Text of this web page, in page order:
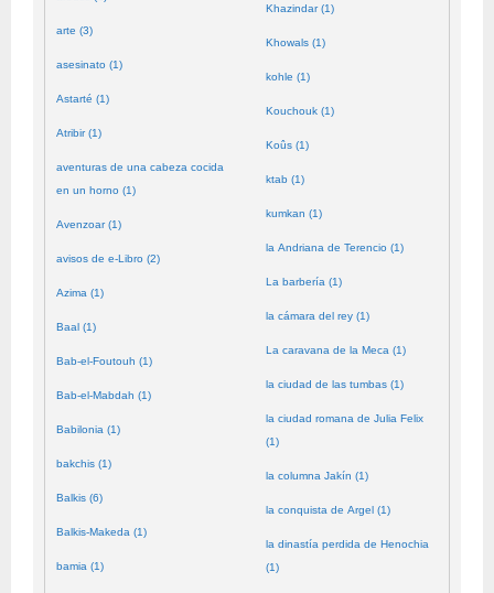
arte (3)
asesinato (1)
Astarté (1)
Atribir (1)
aventuras de una cabeza cocida
en un horno (1)
Avenzoar (1)
avisos de e-Libro (2)
Azima (1)
Baal (1)
Bab-el-Foutouh (1)
Bab-el-Mabdah (1)
Babilonia (1)
bakchis (1)
Balkis (6)
Balkis-Makeda (1)
bamia (1)
Khazindar (1)
Khowals (1)
kohle (1)
Kouchouk (1)
Koûs (1)
ktab (1)
kumkan (1)
la Andriana de Terencio (1)
La barbería (1)
la cámara del rey (1)
La caravana de la Meca (1)
la ciudad de las tumbas (1)
la ciudad romana de Julia Felix
(1)
la columna Jakín (1)
la conquista de Argel (1)
la dinastía perdida de Henochia
(1)